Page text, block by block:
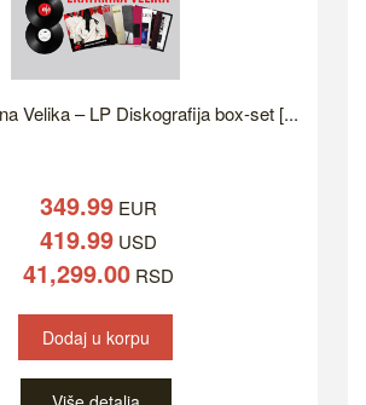
Velika – LP Diskografija box-set [...
349.99 EUR
419.99 USD
41,299.00 RSD
Dodaj u korpu